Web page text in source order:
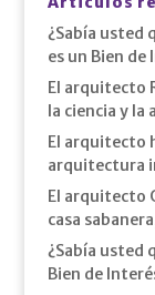
¿Sabía usted
es un Bien
El arquitecto
la ciencia y la
El arquitecto
arquitectura
El arquitecto
casa
¿Sabía usted
Bien de